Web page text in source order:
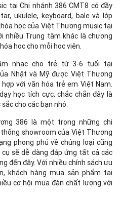
tại Chi nhánh 386 CMT8 có đầy
ukulele, keyboard, bale và lớp
học của Việt Thương music tại
nhiều Trung tâm khác là chương
học cho mỗi học viên.
nhạc cho trẻ từ 3-6 tuổi tại
Nhật và Mỹ được Việt Thương
với văn hóa trẻ em Việt Nam.
học tích cực, chắc chắn đây là
cho các bạn nhỏ.
386 là một trong những chi
showroom của Việt Thương
phong phú về chủng loại cũng
sẽ dễ dàng đáp ứng tất cả các
đến đây. Với nhiều chính sách ưu
khách hàng mua sản phẩm tại
cơ hội mua đàn chất lượng với